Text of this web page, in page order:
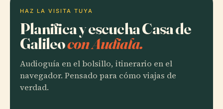
HAZ LA VISITA TUYA
Planifica y escucha Casa de
Galileocon Audiala.
Audioguía en el bolsillo, itinerario en el
navegador. Pensado para cómo viajas de
verdad.